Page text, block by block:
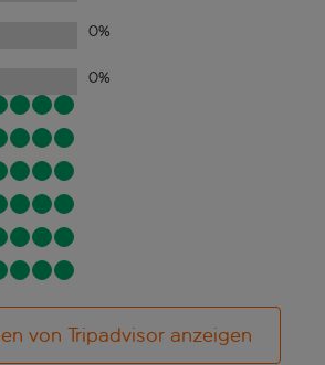
0%
0%
von Tripadvisor anzeigen